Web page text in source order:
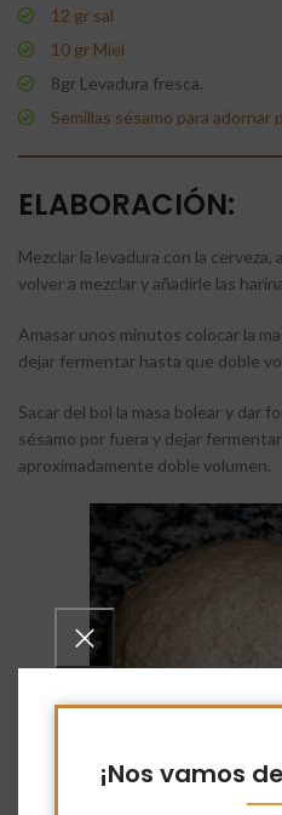
¡Nos vamos
12 gr sal
10 gr Miel
8gr Levadura fresca.
Semillas sésamo para adornar
ELABORACIÓN:
Mezclar la levadura con la cerveza,
volver a mezclar y añadirle las
Amasar unos minutos colocar la
dejar fermentar hasta que doble
Sacar del bol la masa bolear y dar
sésamo por fuera y dejar
aproximadamente doble volumen.